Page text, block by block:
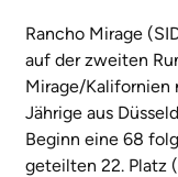
Rancho Mirage
auf der zweiten
Mirage/Kalifornien
Jährige aus
Beginn eine 68
geteilten 22. Platz